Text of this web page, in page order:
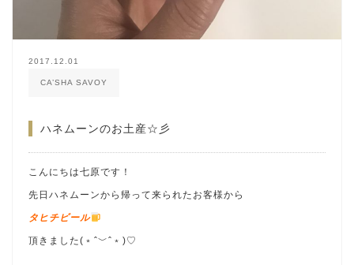
2017.12.01
CA’SHA SAVOY
ハネムーンのお土産☆彡
こんにちは七原です！
先日ハネムーンから帰って来られたお客様から
タヒチビール
頂きました(﹡ˆ﹀ˆ﹡)♡